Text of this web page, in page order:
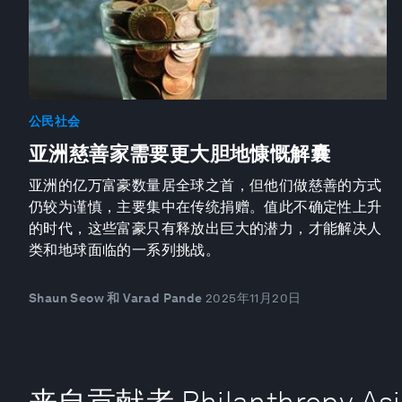
公民社会
亚洲慈善家需要更大胆地慷慨解囊
亚洲的亿万富豪数量居全球之首，但他们做慈善的方式
仍较为谨慎，主要集中在传统捐赠。值此不确定性上升
的时代，这些富豪只有释放出巨大的潜力，才能解决人
类和地球面临的一系列挑战。
Shaun Seow 和 Varad Pande 2025年11月20日